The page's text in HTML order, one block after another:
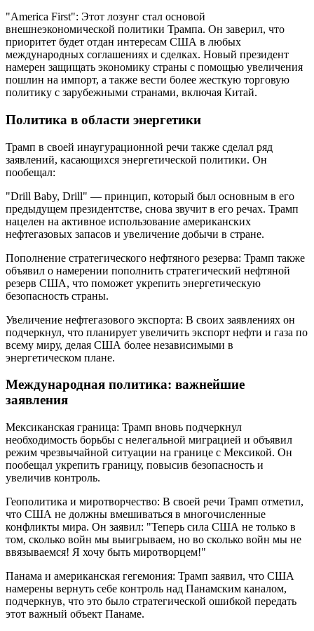
"America First": Этот лозунг стал основой
внешнеэкономической политики Трампа. Он заверил, что
приоритет будет отдан интересам США в любых
международных соглашениях и сделках. Новый президент
намерен защищать экономику страны с помощью увеличения
пошлин на импорт, а также вести более жесткую торговую
политику с зарубежными странами, включая Китай.
Политика в области энергетики
Трамп в своей инаугурационной речи также сделал ряд
заявлений, касающихся энергетической политики. Он
пообещал:
"Drill Baby, Drill" — принцип, который был основным в его
предыдущем президентстве, снова звучит в его речах. Трамп
нацелен на активное использование американских
нефтегазовых запасов и увеличение добычи в стране.
Пополнение стратегического нефтяного резерва: Трамп также
объявил о намерении пополнить стратегический нефтяной
резерв США, что поможет укрепить энергетическую
безопасность страны.
Увеличение нефтегазового экспорта: В своих заявлениях он
подчеркнул, что планирует увеличить экспорт нефти и газа по
всему миру, делая США более независимыми в
энергетическом плане.
Международная политика: важнейшие
заявления
Мексиканская граница: Трамп вновь подчеркнул
необходимость борьбы с нелегальной миграцией и объявил
режим чрезвычайной ситуации на границе с Мексикой. Он
пообещал укрепить границу, повысив безопасность и
увеличив контроль.
Геополитика и миротворчество: В своей речи Трамп отметил,
что США не должны вмешиваться в многочисленные
конфликты мира. Он заявил: "Теперь сила США не только в
том, сколько войн мы выигрываем, но во сколько войн мы не
ввязываемся! Я хочу быть миротворцем!"
Панама и американская гегемония: Трамп заявил, что США
намерены вернуть себе контроль над Панамским каналом,
подчеркнув, что это было стратегической ошибкой передать
этот важный объект Панаме.